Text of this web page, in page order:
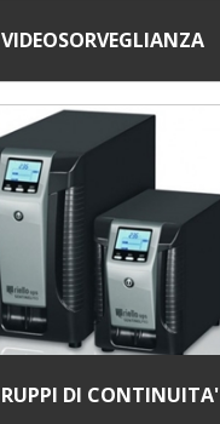
VIDEOSORVEGLIANZA
DI CONTINUITA'